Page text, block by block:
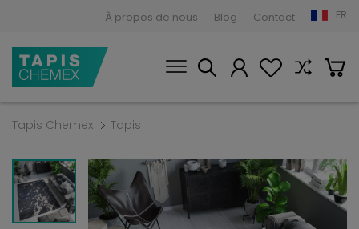
À propos de nous Blog Contact FR
Tapis Chemex Tapis